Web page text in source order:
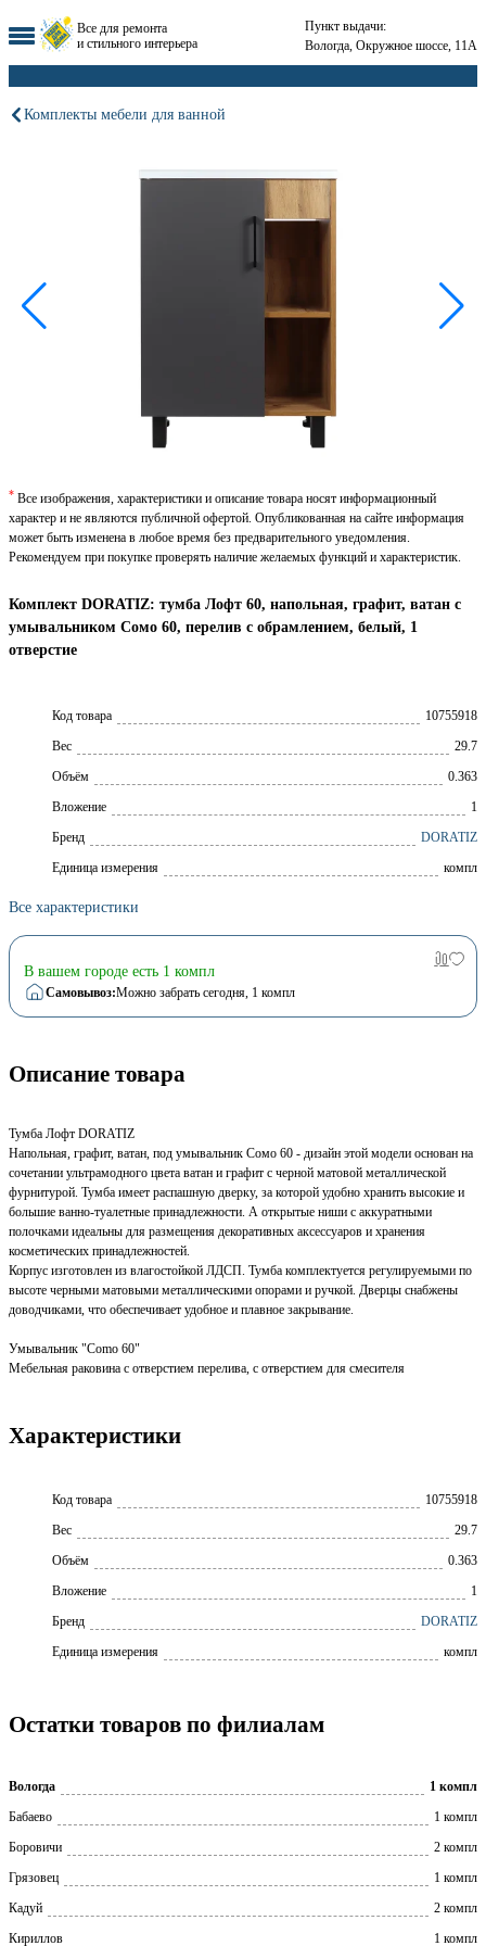
Все для ремонта
и стильного интерьера
Пункт выдачи:
Вологда, Окружное шоссе, 11А
Комплекты мебели для ванной
Комплект DORATIZ: тумба Лофт 60, напольная, графит, ватан с
умывальником Сомо 60, перелив с обрамлением, белый, 1
отверстие
Код товара
10755918
Вес
29.7
Объём
0.363
Вложение
1
Брeнд
DORATIZ
Единица измерения
компл
Все характеристики
* Все изображения, характеристики и описание товара носят информационный
характер и не являются публичной офертой. Опубликованная на сайте информация
может быть изменена в любое время без предварительного уведомления.
Рекомендуем при покупке проверять наличие желаемых функций и характеристик.
В вашем городе есть 1 компл
Самовывоз:Можно забрать сегодня, 1 компл
Описание товара
Тумба Лофт DORATIZ
Напольная, графит, ватан, под умывальник Сомо 60 - дизайн этой модели основан на
сочетании ультрамодного цвета ватан и графит с черной матовой металлической
фурнитурой. Тумба имеет распашную дверку, за которой удобно хранить высокие и
большие ванно-туалетные принадлежности. А открытые ниши с аккуратными
полочками идеальны для размещения декоративных аксессуаров и хранения
косметических принадлежностей.
Корпус изготовлен из влагостойкой ЛДСП. Тумба комплектуется регулируемыми по
высоте черными матовыми металлическими опорами и ручкой. Дверцы снабжены
доводчиками, что обеспечивает удобное и плавное закрывание.
Умывальник "Сomo 60"
Мебельная раковина с отверстием перелива, с отверстием для смесителя
Характеристики
Код товара
10755918
Вес
29.7
Объём
0.363
Вложение
1
Бренд
DORATIZ
Единица измерения
компл
Остатки товаров по филиалам
Вологда
1 компл
Бабаево
1 компл
Боровичи
2 компл
Грязовец
1 компл
Кадуй
2 компл
Кириллов
1 компл